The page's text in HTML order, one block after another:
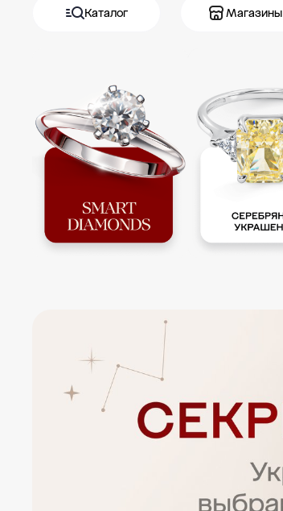
Каталог Магазины